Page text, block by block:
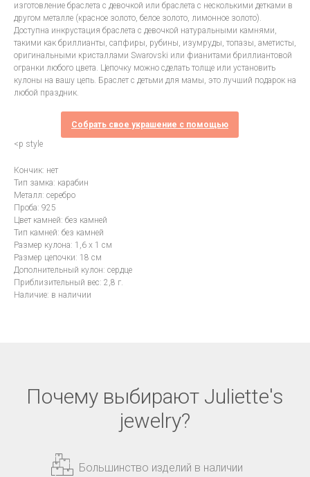
изготовление браслета с девочкой или браслета с несколькими детками в
другом металле (красное золото, белое золото, лимонное золото).
Доступна инкрустация браслета с девочкой натуральными камнями,
такими как бриллианты, сапфиры, рубины, изумруды, топазы, аметисты,
оригинальными кристаллами Swarovski или фианитами бриллиантовой
огранки любого цвета. Цепочку можно сделать толще или установить
кулоны на вашу цепь. Браслет с детьми для мамы, это лучший подарок на
любой праздник.
Собрать свое украшение с помощью
<p style
Кончик: нет
Тип замка: карабин
Металл: серебро
Проба: 925
Цвет камней: без камней
Тип камней: без камней
Размер кулона: 1,6 х 1 см
Размер цепочки: 18 см
Дополнительный кулон: сердце
Приблизительный вес: 2,8 г.
Наличие: в наличии
Почему выбирают Juliette's
jewelry?
Большинство изделий в наличии